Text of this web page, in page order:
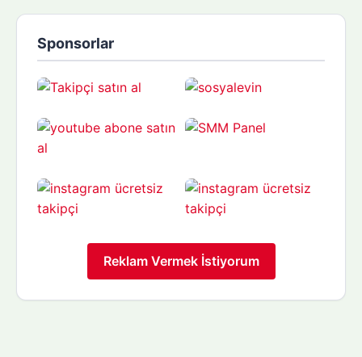
Sponsorlar
Reklam Vermek İstiyorum